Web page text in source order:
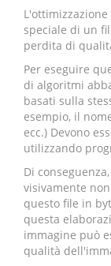
speciale di un
perdita di
Per eseguire
di algoritmi
basati sulla
esempio, il
ecc.) Devono
utilizzando
Di
visivamente
questo file in
questa
immagine può
qualità